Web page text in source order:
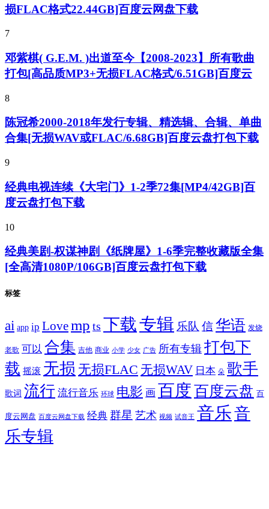
损FLAC格式22.44GB]百度云网盘下载
7
邓紫棋( G.E.M. )出道至今【2008-2023】所有歌曲
打包[高品质MP3+无损FLAC格式/6.51GB]百度云
8
陈冠希2000-2018年发行专辑、精选辑、合辑、单曲
合集[无损WAV或FLAC/6.68GB]百度云盘打包下载
9
经典电视连续《大宅门》1-2季72集[MP4/42GB]百
度云盘打包下载
10
经典美剧-权谋神剧《纸牌屋》1-6季完整收藏版全集
[全高清1080P/106GB]百度云盘打包下载
标签
ai app ip Lovemp ts 下载专辑 乐队 信华语 发烧
老歌 可以 合集 吉他 商业 小学 少女 广告 所有专辑 打包下
载 摇滚 无损 无损FLAC 无损WAV 日本 朵 歌手
歌词 流行 流行音乐 环球 电影 画 百度百度云盘 百
度云网盘 百度云网盘下载 经典 群星 艺术 视频 试音王 音乐音
乐专辑